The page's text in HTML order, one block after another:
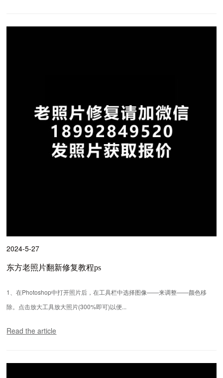
2024-5-27
东方老照片翻新修复教程ps
1、在Photoshop中打开照片后，在工具栏中选择图像——来调整——颜色移
除。点击放大工具放大照片(300%即可)以便...
Read the article